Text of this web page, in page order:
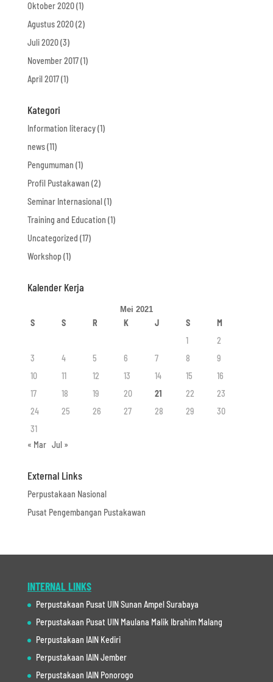
Oktober 2020(1)
Agustus 2020(2)
Juli 2020(3)
November 2017(1)
April 2017(1)
Kategori
Information literacy(1)
news(11)
Pengumuman (1)
Profil Pustakawan (2)
Seminar Internasional(1)
Training and Education (1)
Uncategorized (17)
Workshop(1)
Kalender Kerja
Mei 2021
S S R K J S
M
1
2
3
4 5 6 7 8
9
10
11 12 13 14 15
16
17
18 19 20 21 22
23
24
25 26 27 28 29
30
31
« Mar Jul »
External Links
Perpustakaan Nasional
Pusat Pengembangan Pustakawan
INTERNAL LINKS
Perpustakaan Pusat UIN Sunan Ampel Surabaya
Perpustakaan Pusat UIN Maulana Malik Ibrahim Malang
Perpustakaan IAIN Kediri
Perpustakaan IAIN Jember
Perpustakaan IAIN Ponorogo